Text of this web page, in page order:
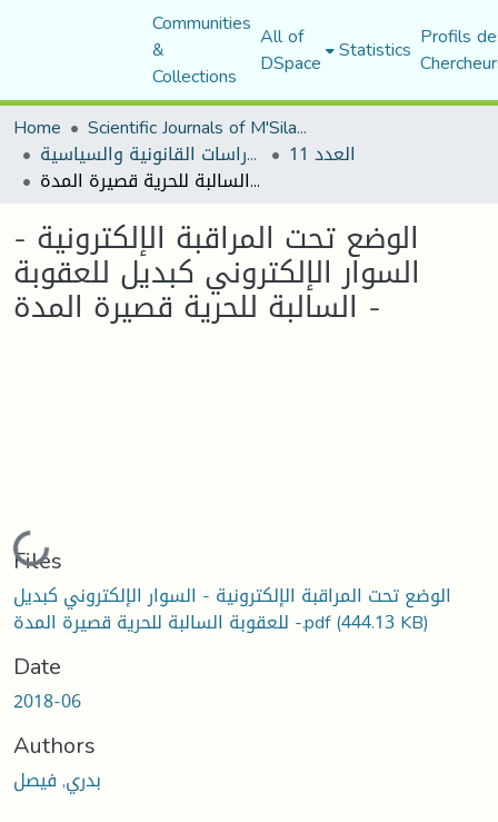
Communities
&
Collections
All of
DSpace Statistics Profils
Home
Scientific Journals of M'Sila University
مجلة الأستاذ الباحث للدراسات القانونية والسياسية العدد 11
الوضع تحت المراقبة الإلكترونية - السوار الإلكتروني كبديل للعقوبة السالبة للحرية قصيرة المدة -
الوضع تحت المراقبة الإلكترونية -
السوار الإلكتروني كبديل للعقوبة
السالبة للحرية قصيرة المدة -
Loading...
Files
الوضع تحت المراقبة الإلكترونية - السوار الإلكتروني كبديل
للعقوبة السالبة للحرية قصيرة المدة -.pdf(444.13 KB)
Date
2018-06
Authors
بدري, فيصل